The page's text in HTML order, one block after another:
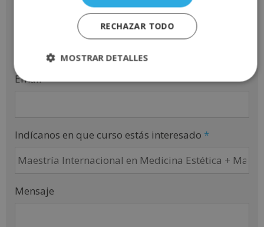
Email*
Indícanos en que curso estás interesado *
Mensaje
RECHAZAR TODO
MOSTRAR DETALLES